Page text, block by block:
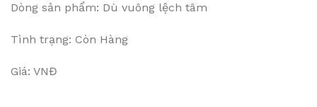
Dòng sản phẩm: Dù vuông lệch tâm
Tình trạng: Còn Hàng
Giá: VNĐ